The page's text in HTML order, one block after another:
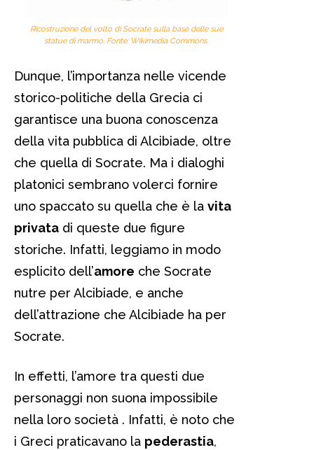
Ricostruzione del volto di Socrate sulla base delle sue
statue di marmo. Fonte: Wikimedia Commons.
Dunque, l’importanza nelle vicende
storico-politiche della Grecia ci
garantisce una buona conoscenza
della vita pubblica di Alcibiade, oltre
che quella di Socrate. Ma i dialoghi
platonici sembrano volerci fornire
uno spaccato su quella che è la vita
privata di queste due figure
storiche. Infatti, leggiamo in modo
esplicito dell’amore che Socrate
nutre per Alcibiade, e anche
dell’attrazione che Alcibiade ha per
Socrate.
In effetti, l’amore tra questi due
personaggi non suona impossibile
nella loro società . Infatti, è noto che
i Greci praticavano la pederastia,